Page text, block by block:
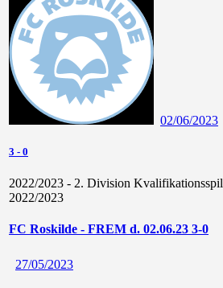
02/06/2023
3 - 0
2022/2023 - 2. Division Kvalifikationsspil
2022/2023
FC Roskilde - FREM d. 02.06.23 3-0
27/05/2023